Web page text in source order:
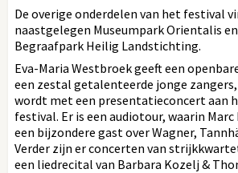
De overige onderdelen van het festival
naastgelegen Museumpark Orientalis
Begraafpark Heilig Landstichting.
Eva-Maria Westbroek geeft een
een zestal getalenteerde jonge
wordt met een presentatieconcert aan
festival. Er is een audiotour, waarin
een bijzondere gast over Wagner,
Verder zijn er concerten van
een liedrecital van Barbara Kozelj &